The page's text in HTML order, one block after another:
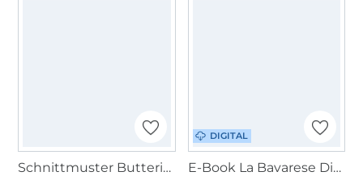
Schnittmuster Butterick Damen Bluse 7041 Gr. 46-54
DIGITAL
E-Book La Bavarese Dirndlbluse Alma C/D-Cup